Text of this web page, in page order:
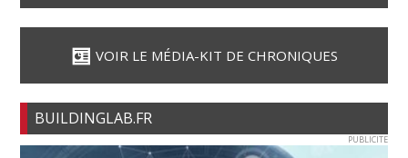
VOIR LE MÉDIA-KIT DE CHRONIQUES
BUILDINGLAB.FR
PUBLICITE